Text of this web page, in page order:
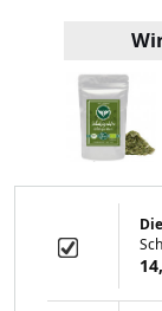
(500 Gramm)